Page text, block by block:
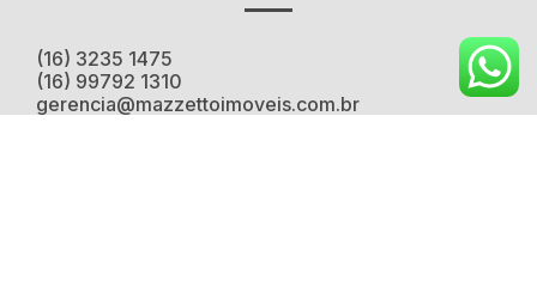
(16) 3235 1475
(16) 99792 1310
gerencia@mazzettoimoveis.com.br